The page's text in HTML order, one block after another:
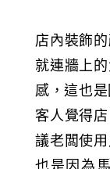
店內裝飾
就連牆上
感，這也
客人覺得
議老闆使